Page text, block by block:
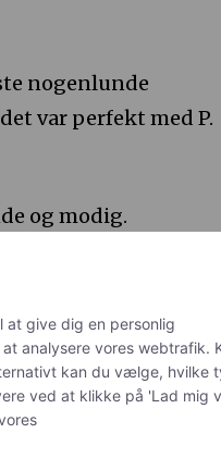
nogenlunde
var perfekt med P.
og modig.
flyder på gåturene.
stadig massiv
at give dig en personlig
analysere vores webtrafik.
kan du vælge, hvilke
ved at klikke på 'Lad mig